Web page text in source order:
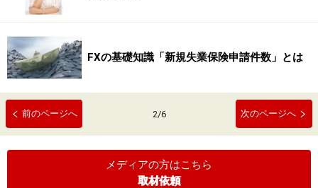
FXの基礎知識「新規失業保険申請件数」とは
前のページへ 2/6 次のページへ
メディアの方はこちら
取材依頼